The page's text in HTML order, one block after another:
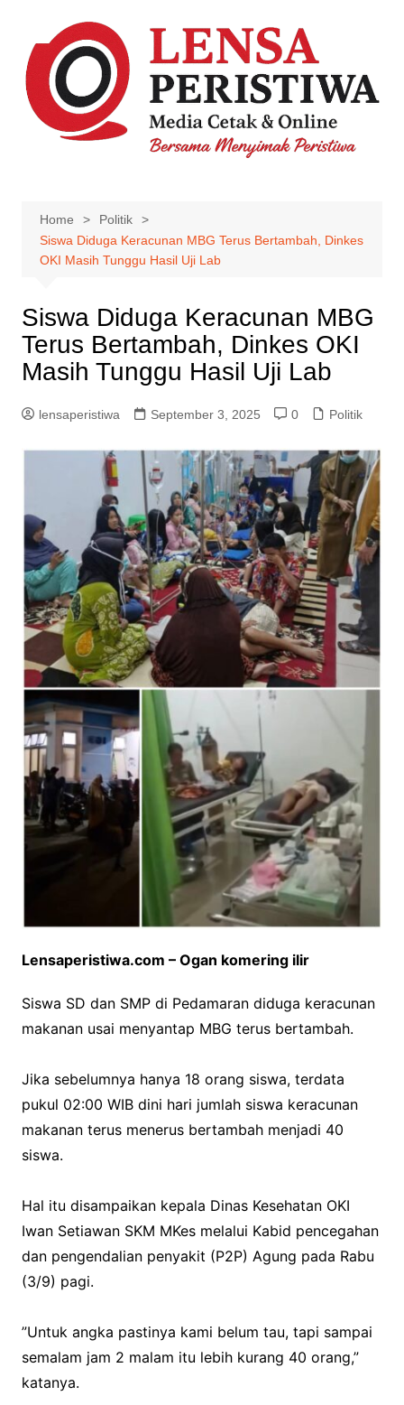
content
Home
Politik
‎Siswa Diduga Keracunan MBG Terus Bertambah, Dinkes
OKI Masih Tunggu Hasil Uji Lab
‎Siswa Diduga Keracunan MBG
Terus Bertambah, Dinkes OKI
Masih Tunggu Hasil Uji Lab
lensaperistiwa September 3, 2025 0 Politik
Lensaperistiwa.com – Ogan komering ilir
Siswa SD dan SMP di Pedamaran diduga keracunan
makanan usai menyantap MBG terus bertambah.
‎Jika sebelumnya hanya 18 orang siswa, terdata
pukul 02:00 WIB dini hari jumlah siswa keracunan
makanan terus menerus bertambah menjadi 40
siswa.
‎Hal itu disampaikan kepala Dinas Kesehatan OKI
Iwan Setiawan SKM MKes melalui Kabid pencegahan
dan pengendalian penyakit (P2P) Agung pada Rabu
(3/9) pagi.
‎”Untuk angka pastinya kami belum tau, tapi sampai
semalam jam 2 malam itu lebih kurang 40 orang,”
katanya.